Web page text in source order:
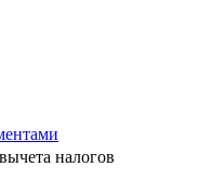
налогов